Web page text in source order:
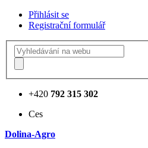
Přihlásit se
Registrační formulář
+420 792 315 302
Ces
Dolina-Agro